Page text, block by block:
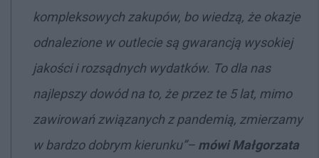
kompleksowych zakupów, bo wiedzą, że okazje
odnalezione w outlecie są gwarancją wysokiej
jakości i rozsądnych wydatków. To dla nas
najlepszy dowód na to, że przez te 5 lat, mimo
zawirowań związanych z pandemią, zmierzamy
w bardzo dobrym kierunku”– mówi Małgorzata